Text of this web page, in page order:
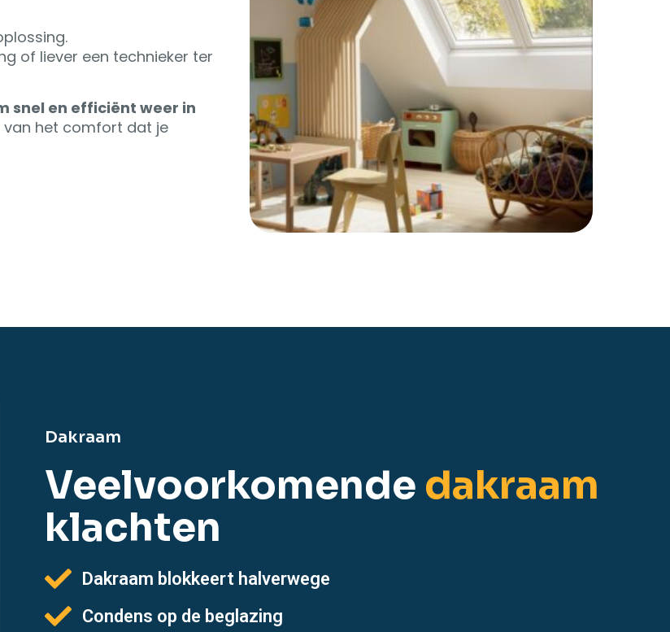
of liever een technieker ter
snel en efficiënt weer in
van het comfort dat je
Dakraam
Veelvoorkomende dakraam
klachten
Dakraam blokkeert halverwege
Condens op de beglazing